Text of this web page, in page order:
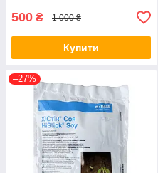
500 ₴ 1 000 ₴
Купити
–27%